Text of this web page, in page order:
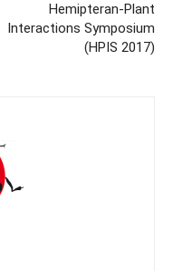
Hemipteran-Plant
Interactions Symposium
(HPIS 2017)